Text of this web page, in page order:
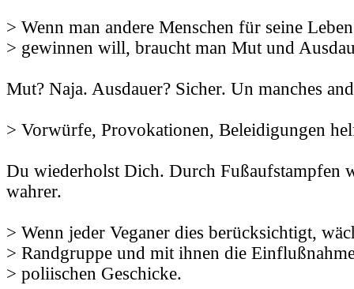
> Wenn man andere Menschen für seine
> gewinnen will, braucht man Mut und
Mut? Naja. Ausdauer? Sicher. Un manches
> Vorwürfe, Provokationen, Beleidigungen
Du wiederholst Dich. Durch Fußaufstampfen
wahrer.
> Wenn jeder Veganer dies berücksichtigt,
> Randgruppe und mit ihnen die
> poliischen Geschicke.